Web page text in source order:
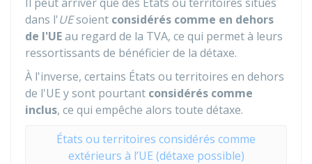
dans l'UEsoient considérés comme en dehors
de l'UEau regard de la TVA, ce qui permet à leurs
ressortissants de bénéficier de la détaxe.
À l'inverse, certains États ou territoires en dehors
de l'UE y sont pourtant considérés comme
inclus, ce qui empêche alors toute détaxe.
États ou territoires considérés comme
extérieurs à l’UE (détaxe possible)